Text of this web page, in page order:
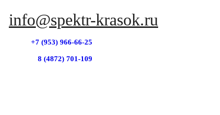
info@spektr-krasok.ru
+7 (953) 966-66-25
8 (4872) 701-109